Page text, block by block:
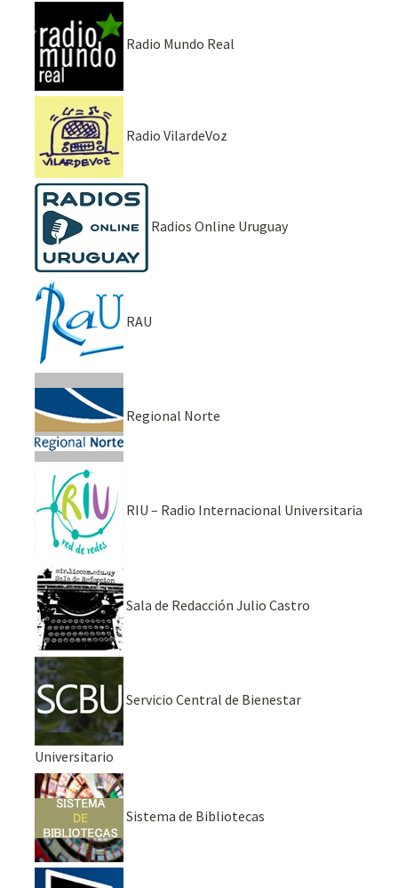
Radio Mundo Real
Radio VilardeVoz
Radios Online Uruguay
RAU
Regional Norte
RIU – Radio Internacional Universitaria
Sala de Redacción Julio Castro
Servicio Central de Bienestar
Universitario
Sistema de Bibliotecas